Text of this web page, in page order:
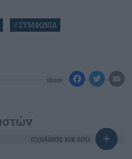
#ΣΥΜΦΩΝΙΑ
share
σχολίασε και εσύ